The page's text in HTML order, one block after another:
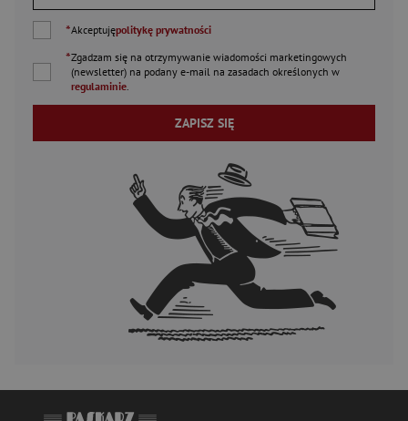
*Akceptujępolitykę prywatności
*Zgadzam się na otrzymywanie wiadomości marketingowych
(newsletter) na podany e-mail na zasadach określonych w
regulaminie
ZAPISZ SIĘ